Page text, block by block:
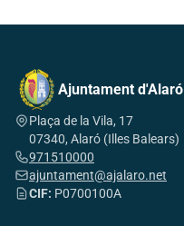
Ajuntament d'Alaró
Plaça de la Vila, 17
07340, Alaró (Illes Balears)
971510000
ajuntament@ajalaro.net
CIF: P0700100A